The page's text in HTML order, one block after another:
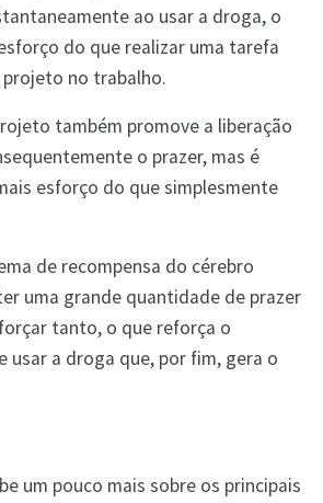
ao usar a droga, o
do que realizar uma tarefa
no trabalho.
também promove a liberação
o prazer, mas é
esforço do que simplesmente
de recompensa do cérebro
uma grande quantidade de prazer
tanto, o que reforça o
usar a droga que, por fim, gera o
um pouco mais sobre os principais